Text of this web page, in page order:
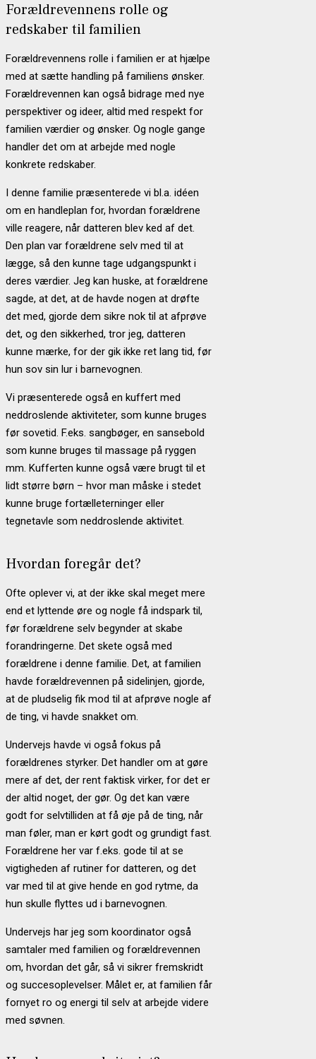
Forældrevennens rolle og
redskaber til familien
Forældrevennens rolle i familien er at hjælpe
med at sætte handling på familiens ønsker.
Forældrevennen kan også bidrage med nye
perspektiver og ideer, altid med respekt for
familien værdier og ønsker. Og nogle gange
handler det om at arbejde med nogle
konkrete redskaber.
I denne familie præsenterede vi bl.a. idéen
om en handleplan for, hvordan forældrene
ville reagere, når datteren blev ked af det.
Den plan var forældrene selv med til at
lægge, så den kunne tage udgangspunkt i
deres værdier. Jeg kan huske, at forældrene
sagde, at det, at de havde nogen at drøfte
det med, gjorde dem sikre nok til at afprøve
det, og den sikkerhed, tror jeg, datteren
kunne mærke, for der gik ikke ret lang tid, før
hun sov sin lur i barnevognen.
Vi præsenterede også en kuffert med
neddroslende aktiviteter, som kunne bruges
før sovetid. F.eks. sangbøger, en sansebold
som kunne bruges til massage på ryggen
mm. Kufferten kunne også være brugt til et
lidt større børn – hvor man måske i stedet
kunne bruge fortælleterninger eller
tegnetavle som neddroslende aktivitet.
Hvordan foregår det?
Ofte oplever vi, at der ikke skal meget mere
end et lyttende øre og nogle få indspark til,
før forældrene selv begynder at skabe
forandringerne. Det skete også med
forældrene i denne familie. Det, at familien
havde forældrevennen på sidelinjen, gjorde,
at de pludselig fik mod til at afprøve nogle af
de ting, vi havde snakket om.
Undervejs havde vi også fokus på
forældrenes styrker. Det handler om at gøre
mere af det, der rent faktisk virker, for det er
der altid noget, der gør. Og det kan være
godt for selvtilliden at få øje på de ting, når
man føler, man er kørt godt og grundigt fast.
Forældrene her var f.eks. gode til at se
vigtigheden af rutiner for datteren, og det
var med til at give hende en god rytme, da
hun skulle flyttes ud i barnevognen.
Undervejs har jeg som koordinator også
samtaler med familien og forældrevennen
om, hvordan det går, så vi sikrer fremskridt
og succesoplevelser. Målet er, at familien får
fornyet ro og energi til selv at arbejde videre
med søvnen.